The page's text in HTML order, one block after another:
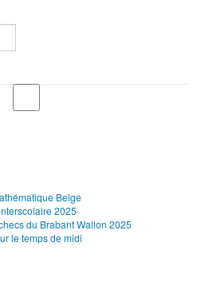
Belge
2025
du Brabant Wallon 2025
le temps de midi